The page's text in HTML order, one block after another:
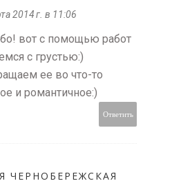
2014 г. в 11:06
вот с помощью работ
с грустью:)
ее во что-то
и романтичное:)
Ответить
ЧЕРНОБЕРЕЖСКАЯ